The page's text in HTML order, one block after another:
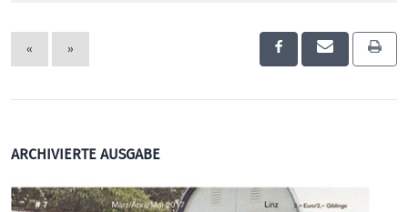
« »
ARCHIVIERTE AUSGABE